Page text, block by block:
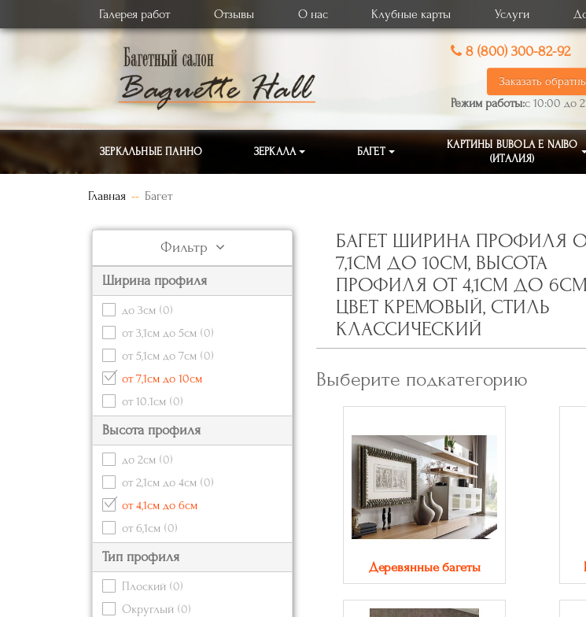
Галерея работ Отзывы О нас Клубные карты Услуги
8 (800) 300-82-92
Заказать
Режим работы:с 10:00 до
ЗЕРКАЛЬНЫЕ ПАННО ЗЕРКАЛА БАГЕТ
КАРТИНЫ BUBOLA E NAIBO
(ИТАЛИЯ)
Главная Багет
Фильтр
Ширина профиля
до 3см (0)
от 3,1см до 5см (0)
от 5,1см до 7см (0)
от 7,1см до 10см
от 10.1см (0)
Высота профиля
до 2см (0)
от 2,1см до 4см (0)
от 4,1см до 6см
от 6,1см (0)
Тип профиля
Плоский (0)
Округлый (0)
БАГЕТ ШИРИНА ПРОФИЛЯ
7,1СМ ДО 10СМ, ВЫСОТА
ПРОФИЛЯ ОТ 4,1СМ ДО
ЦВЕТ КРЕМОВЫЙ, СТИЛЬ
КЛАССИЧЕСКИЙ
Выберите подкатегорию
Деревянные багеты